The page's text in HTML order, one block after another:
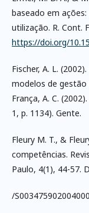
baseado em
utilização. R. Cont.
https://doi.org/
Fischer, A. L.
modelos de gestão
França, A. C.
1, p. 1134). Gente.
Fleury M. T., &
competências.
Paulo, 4(1), 44-57.
/